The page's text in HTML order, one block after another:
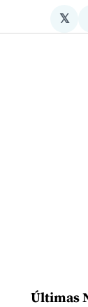
𝕏
Últimas